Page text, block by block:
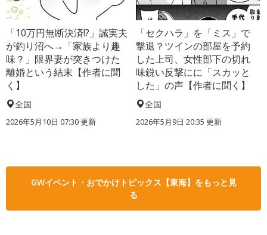
「10万円無断決済!?」誠実夫
が釣り沼へ→「家族より趣
味？」限界妻が突きつけた
離婚という結末【作者に聞
く】
全国
2026年5月10日 07:30 更新
「セクハラ」を「ミス」で
撃退？ツインの部屋を予約
した上司、女性部下の切れ
味鋭い反撃にに「スカッと
した」の声【作者に聞く】
全国
2026年5月9日 20:35 更新
GWイベント・おでかけトピックス【東海】をもっと見
る